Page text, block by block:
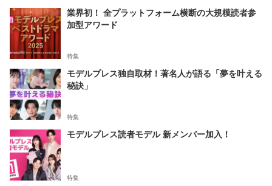
業界初！ 全プラットフォーム横断の大規模読者参
加型アワード
特集
モデルプレス独自取材！著名人が語る「夢を叶える
秘訣」
特集
モデルプレス読者モデル 新メンバー加入！
特集